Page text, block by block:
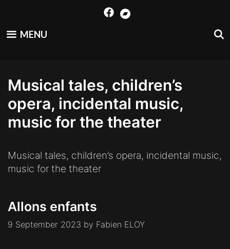
content
MENU
Musical tales, children’s
opera, incidental music,
music for the theater
Musical tales, children’s opera, incidental music,
music for the theater
Allons enfants
9 September 2023 by Fabien ELOY